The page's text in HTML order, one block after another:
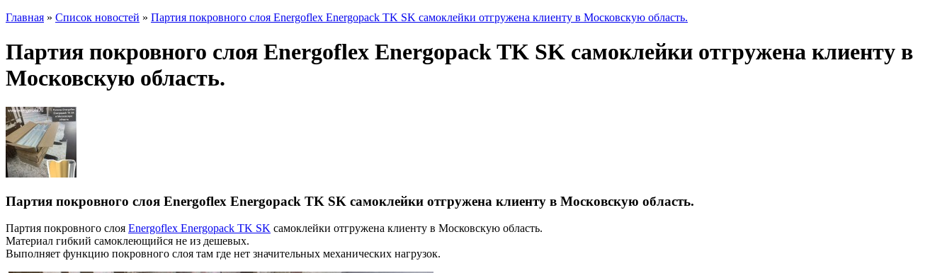
Главная » Список новостей » Партия покровного слоя Energoflex Energopack TK SK самоклейки отгружена клиенту в Московскую область.
Партия покровного слоя Energoflex Energopack TK SK самоклейки отгружена клиенту в
Московскую область.
Партия покровного слоя Energoflex Energopack TK SK самоклейки отгружена клиенту в Московскую область.
Партия покровного слоя Energoflex Energopack TK SK самоклейки отгружена клиенту в Московскую область.
Материал гибкий самоклеющийся не из дешевых.
Выполняет функцию покровного слоя там где нет значительных механических нагрузок.